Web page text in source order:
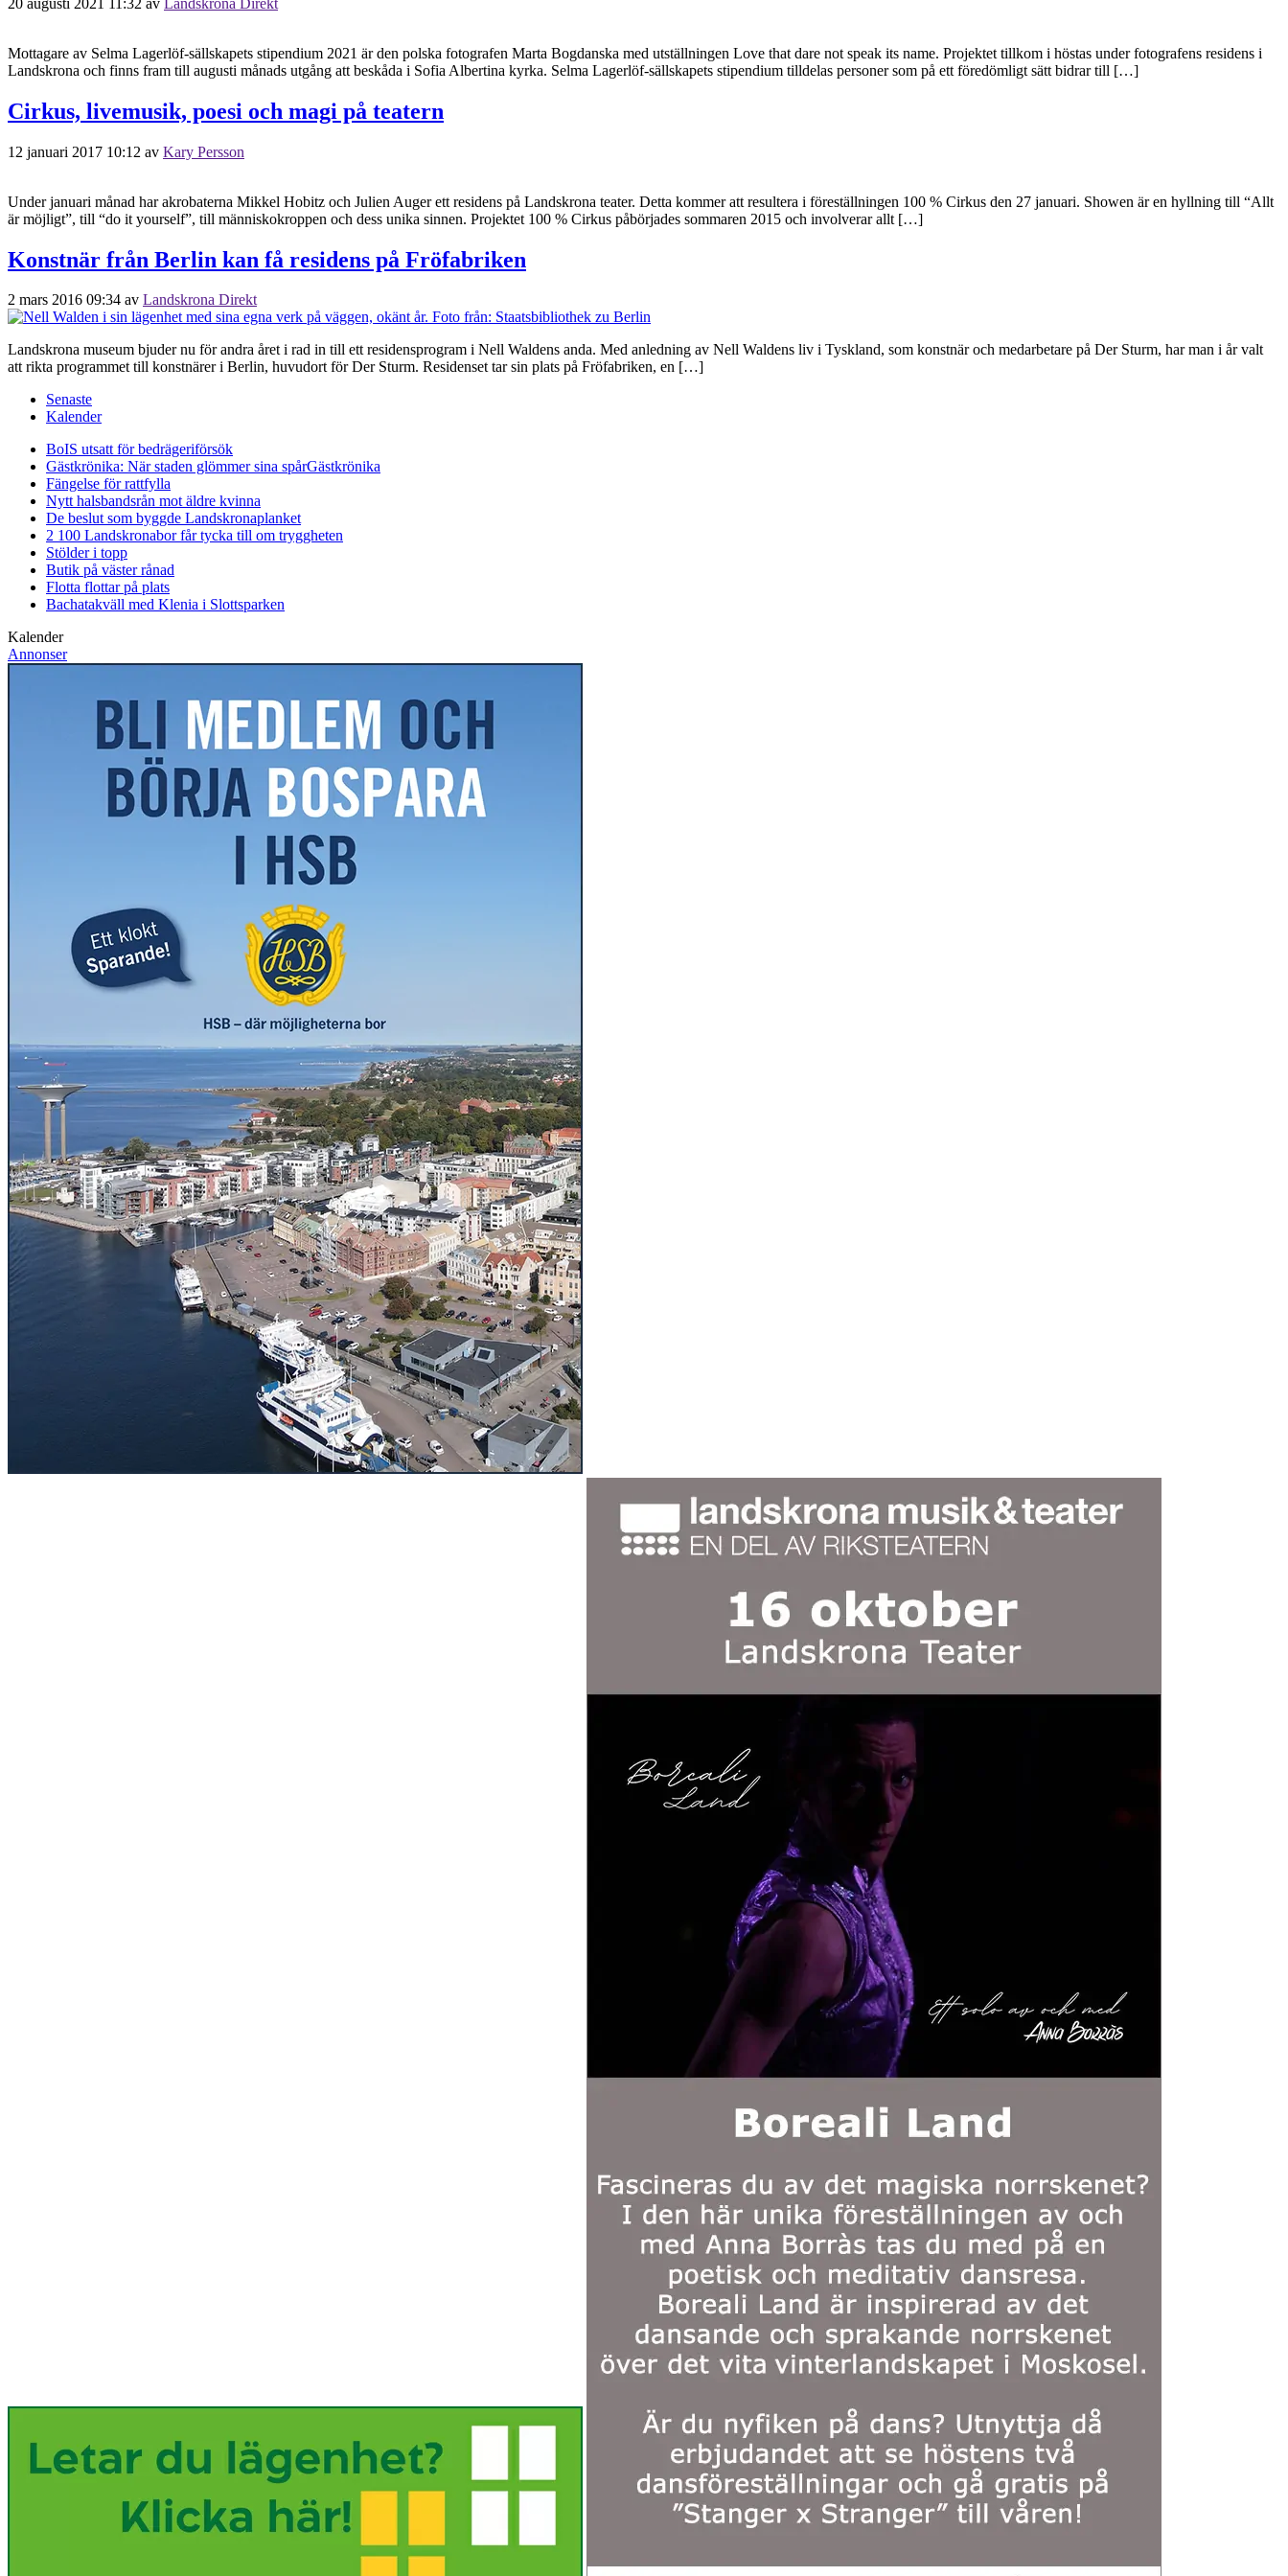
Mottagare av Selma Lagerlöf-sällskapets stipendium 2021 är den polska fotografen Marta Bogdanska med utställningen Love that dare not speak its name. Projektet tillkom i höstas under fotografens residens i
Landskrona och finns fram till augusti månads utgång att beskåda i Sofia Albertina kyrka. Selma Lagerlöf-sällskapets stipendium tilldelas personer som på ett föredömligt sätt bidrar till […]
Cirkus, livemusik, poesi och magi på teatern
12 januari 2017 10:12 av Kary Persson
Under januari månad har akrobaterna Mikkel Hobitz och Julien Auger ett residens på Landskrona teater. Detta kommer att resultera i föreställningen 100 % Cirkus den 27 januari. Showen är en hyllning till “Allt
är möjligt”, till “do it yourself”, till människokroppen och dess unika sinnen. Projektet 100 % Cirkus påbörjades sommaren 2015 och involverar allt […]
Konstnär från Berlin kan få residens på Fröfabriken
2 mars 2016 09:34 av Landskrona Direkt
Landskrona museum bjuder nu för andra året i rad in till ett residensprogram i Nell Waldens anda. Med anledning av Nell Waldens liv i Tyskland, som konstnär och medarbetare på Der Sturm, har man i år valt
att rikta programmet till konstnärer i Berlin, huvudort för Der Sturm. Residenset tar sin plats på Fröfabriken, en […]
Senaste
Kalender
BoIS utsatt för bedrägeriförsök
Gästkrönika: När staden glömmer sina spårGästkrönika
Fängelse för rattfylla
Nytt halsbandsrån mot äldre kvinna
De beslut som byggde Landskronaplanket
2 100 Landskronabor får tycka till om tryggheten
Stölder i topp
Butik på väster rånad
Flotta flottar på plats
Bachatakväll med Klenia i Slottsparken
Kalender
Annonser